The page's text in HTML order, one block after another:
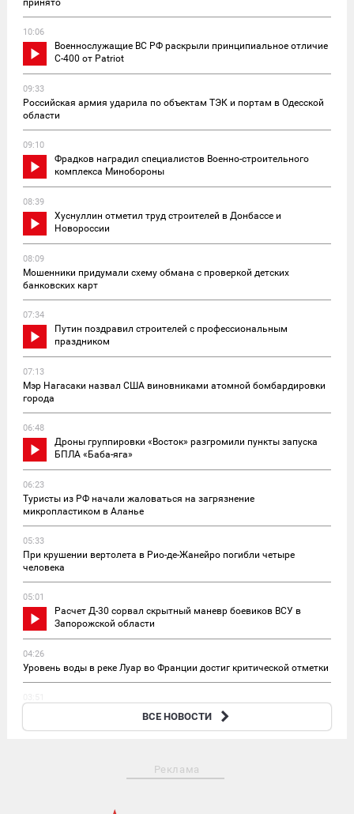
10:06
Военнослужащие ВС РФ раскрыли принципиальное отличие
С-400 от Patriot
09:33
Российская армия ударила по объектам ТЭК и портам в Одесской
области
09:10
Фрадков наградил специалистов Военно-строительного
комплекса Минобороны
08:39
Хуснуллин отметил труд строителей в Донбассе и
Новороссии
08:09
Мошенники придумали схему обмана с проверкой детских
банковских карт
07:34
Путин поздравил строителей с профессиональным
праздником
07:13
Мэр Нагасаки назвал США виновниками атомной бомбардировки
города
06:48
Дроны группировки «Восток» разгромили пункты запуска
БПЛА «Баба-яга»
06:23
Туристы из РФ начали жаловаться на загрязнение
микропластиком в Аланье
05:33
При крушении вертолета в Рио-де-Жанейро погибли четыре
человека
05:01
Расчет Д-30 сорвал скрытный маневр боевиков ВСУ в
Запорожской области
04:26
Уровень воды в реке Луар во Франции достиг критической отметки
В результате атаки дронов ВСУ на Белгород 13 человек получили
ВСЕ НОВОСТИ
Реклама